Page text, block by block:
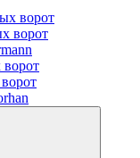
ворот
ворот